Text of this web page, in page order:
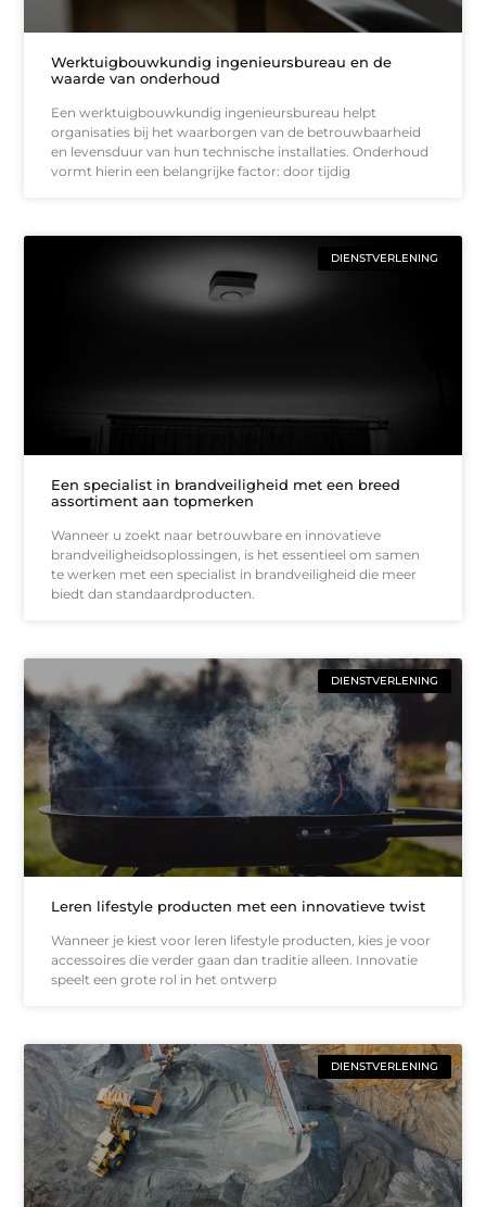
Werktuigbouwkundig ingenieursbureau en de
waarde van onderhoud
Een werktuigbouwkundig ingenieursbureau helpt
organisaties bij het waarborgen van de betrouwbaarheid
en levensduur van hun technische installaties. Onderhoud
vormt hierin een belangrijke factor: door tijdig
DIENSTVERLENING
Een specialist in brandveiligheid met een breed
assortiment aan topmerken
Wanneer u zoekt naar betrouwbare en innovatieve
brandveiligheidsoplossingen, is het essentieel om samen
te werken met een specialist in brandveiligheid die meer
biedt dan standaardproducten.
DIENSTVERLENING
Leren lifestyle producten met een innovatieve twist
Wanneer je kiest voor leren lifestyle producten, kies je voor
accessoires die verder gaan dan traditie alleen. Innovatie
speelt een grote rol in het ontwerp
DIENSTVERLENING